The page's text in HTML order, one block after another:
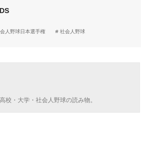
人野球日本選手権 社会人野球
校・大学・社会人野球の読み物。